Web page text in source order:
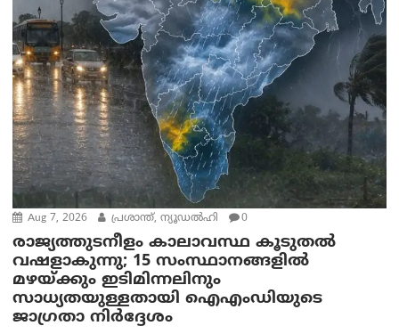
Aug 7, 2026 പ്രശാന്ത്, ന്യൂഡല്‍ഹി 0
രാജ്യത്തുടനീളം കാലാവസ്ഥ കൂടുതൽ
വഷളാകുന്നു; 15 സംസ്ഥാനങ്ങളിൽ
മഴയ്ക്കും ഇടിമിന്നലിനും
സാധ്യതയുള്ളതായി ഐഎംഡിയുടെ
ജാഗ്രതാ നിർദ്ദേശം